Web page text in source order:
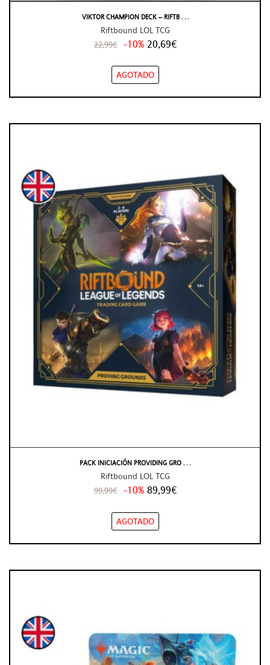
VIKTOR CHAMPION DECK – RIFTB . . .
Riftbound LOL TCG
22,99€ -10% 20,69€
AGOTADO
PACK INICIACIÓN PROVIDING GRO . . .
Riftbound LOL TCG
99,99€ -10% 89,99€
AGOTADO